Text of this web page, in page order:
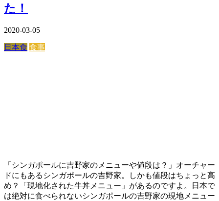
た！
2020-03-05
日本食 食事
「シンガポールに吉野家のメニューや値段は？」オーチャー
ドにもあるシンガポールの吉野家。しかも値段はちょっと高
め？「現地化された牛丼メニュー」があるのですよ。日本で
は絶対に食べられないシンガポールの吉野家の現地メニュー